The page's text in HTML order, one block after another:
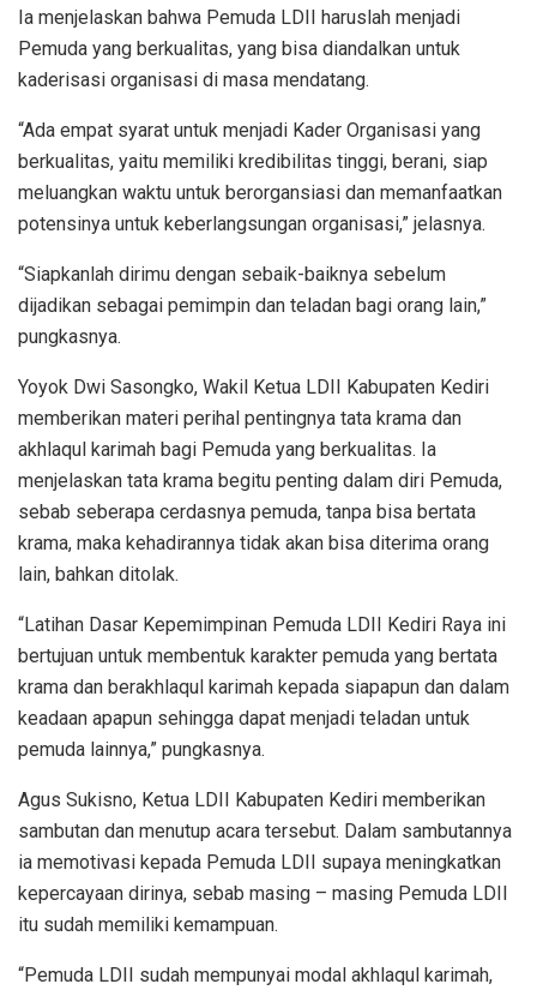
Ia menjelaskan bahwa Pemuda LDII haruslah menjadi
Pemuda yang berkualitas, yang bisa diandalkan untuk
kaderisasi organisasi di masa mendatang.
“Ada empat syarat untuk menjadi Kader Organisasi yang
berkualitas, yaitu memiliki kredibilitas tinggi, berani, siap
meluangkan waktu untuk berorgansiasi dan memanfaatkan
potensinya untuk keberlangsungan organisasi,” jelasnya.
“Siapkanlah dirimu dengan sebaik-baiknya sebelum
dijadikan sebagai pemimpin dan teladan bagi orang lain,”
pungkasnya.
Yoyok Dwi Sasongko, Wakil Ketua LDII Kabupaten Kediri
memberikan materi perihal pentingnya tata krama dan
akhlaqul karimah bagi Pemuda yang berkualitas. Ia
menjelaskan tata krama begitu penting dalam diri Pemuda,
sebab seberapa cerdasnya pemuda, tanpa bisa bertata
krama, maka kehadirannya tidak akan bisa diterima orang
lain, bahkan ditolak.
“Latihan Dasar Kepemimpinan Pemuda LDII Kediri Raya ini
bertujuan untuk membentuk karakter pemuda yang bertata
krama dan berakhlaqul karimah kepada siapapun dan dalam
keadaan apapun sehingga dapat menjadi teladan untuk
pemuda lainnya,” pungkasnya.
Agus Sukisno, Ketua LDII Kabupaten Kediri memberikan
sambutan dan menutup acara tersebut. Dalam sambutannya
ia memotivasi kepada Pemuda LDII supaya meningkatkan
kepercayaan dirinya, sebab masing – masing Pemuda LDII
itu sudah memiliki kemampuan.
“Pemuda LDII sudah mempunyai modal akhlaqul karimah,